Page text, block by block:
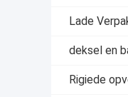
Lade
deksel en
Rigiede